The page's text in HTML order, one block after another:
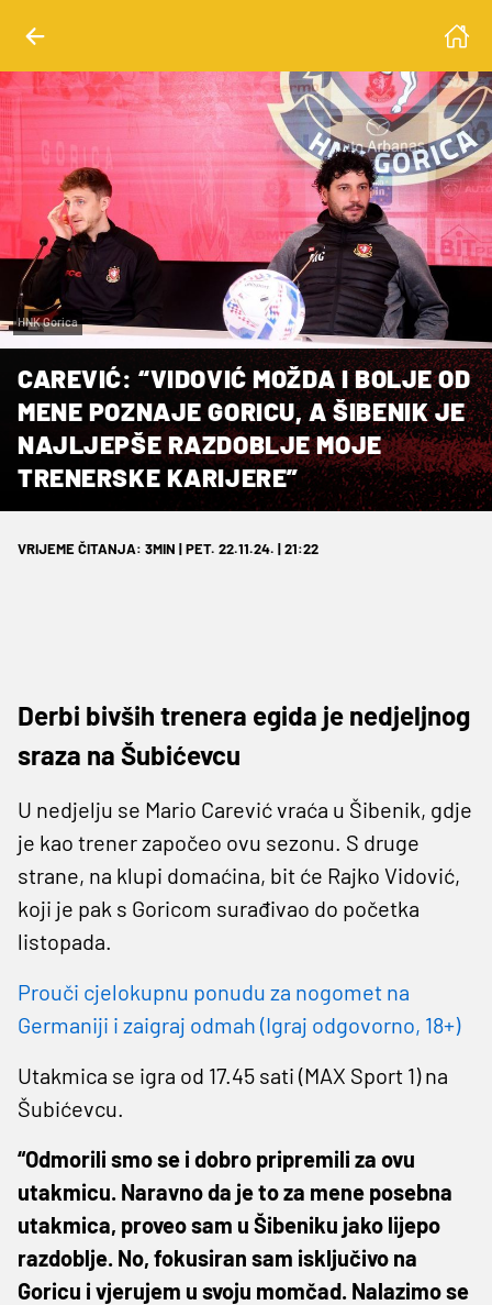
HNK Gorica
CAREVIĆ: “VIDOVIĆ MOŽDA I BOLJE OD
MENE POZNAJE GORICU, A ŠIBENIK JE
NAJLJEPŠE RAZDOBLJE MOJE
TRENERSKE KARIJERE”
VRIJEME ČITANJA: 3MIN | PET. 22.11.24. | 21:22
Derbi bivših trenera egida je nedjeljnog
sraza na Šubićevcu
U nedjelju se Mario Carević vraća u Šibenik, gdje
je kao trener započeo ovu sezonu. S druge
strane, na klupi domaćina, bit će Rajko Vidović,
koji je pak s Goricom surađivao do početka
listopada.
Prouči cjelokupnu ponudu za nogomet na
Germaniji i zaigraj odmah (Igraj odgovorno, 18+)
Utakmica se igra od 17.45 sati (MAX Sport 1) na
Šubićevcu.
“Odmorili smo se i dobro pripremili za ovu
utakmicu. Naravno da je to za mene posebna
utakmica, proveo sam u Šibeniku jako lijepo
razdoblje. No, fokusiran sam isključivo na
Goricu i vjerujem u svoju momčad. Nalazimo se